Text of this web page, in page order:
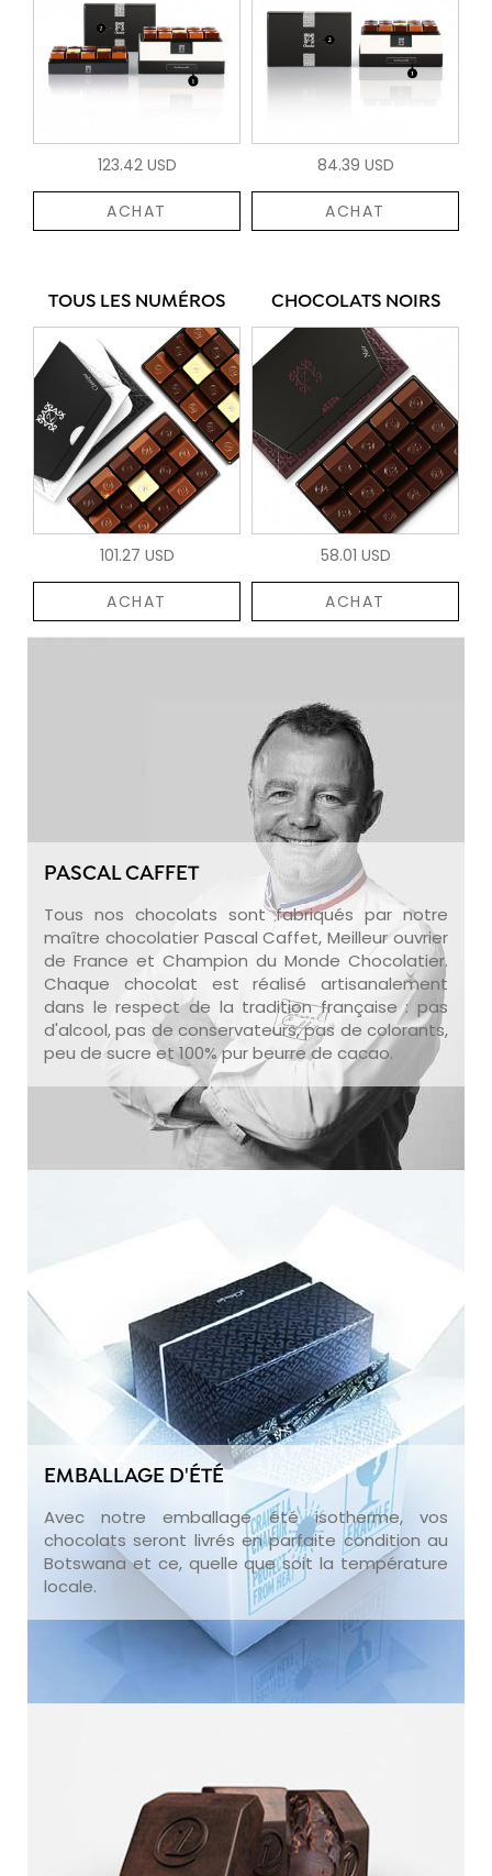
123.42 USD
ACHAT
84.39 USD
ACHAT
TOUS LES NUMÉROS
101.27 USD
ACHAT
CHOCOLATS NOIRS
58.01 USD
ACHAT
PASCAL CAFFET
Tous nos chocolats sont fabriqués par notre
maître chocolatier Pascal Caffet, Meilleur ouvrier
de France et Champion du Monde Chocolatier.
Chaque chocolat est réalisé artisanalement
dans le respect de la tradition française : pas
d'alcool, pas de conservateurs, pas de colorants,
peu de sucre et 100% pur beurre de cacao.
EMBALLAGE D'ÉTÉ
Avec notre emballage été isotherme, vos
chocolats seront livrés en parfaite condition au
Botswana et ce, quelle que soit la température
locale.